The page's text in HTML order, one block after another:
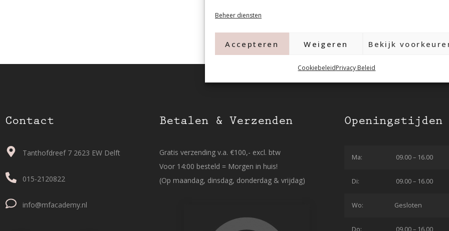
Beheer diensten
Accepteren Weigeren Bekijk
CookiebeleidPrivacy Beleid
Contact
Tanthofdreef 7 2623 EW Delft
015-2120822
info@mfacademy.nl
Betalen & Verzenden
Gratis verzending v.a. €100,- excl. btw
Voor 14:00 besteld = Morgen in huis!
(Op maandag, dinsdag, donderdag & vrijdag)
Openingstijden
Ma: 09.00 – 16.00
Di: 09.00 – 16.00
Wo: Gesloten
Do: 09.00 – 16.00